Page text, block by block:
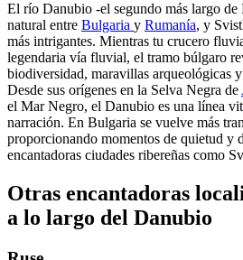
El río Danubio -el segundo más largo de
natural entre Bulgaria y Rumanía, y
más intrigantes. Mientras tu crucero
legendaria vía fluvial, el tramo búlgaro
biodiversidad, maravillas arqueológicas
Desde sus orígenes en la Selva Negra de
el Mar Negro, el Danubio es una línea
narración. En Bulgaria se vuelve más
proporcionando momentos de quietud y
encantadoras ciudades ribereñas como
Otras encantadoras
a lo largo del Danubio